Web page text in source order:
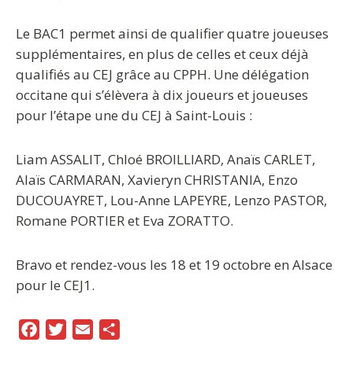
Le BAC1 permet ainsi de qualifier quatre joueuses
supplémentaires, en plus de celles et ceux déjà
qualifiés au CEJ grâce au CPPH. Une délégation
occitane qui s’élèvera à dix joueurs et joueuses
pour l’étape une du CEJ à Saint-Louis :
Liam ASSALIT, Chloé BROILLIARD, Anaïs CARLET,
Alaïs CARMARAN, Xavieryn CHRISTANIA, Enzo
DUCOUAYRET, Lou-Anne LAPEYRE, Lenzo PASTOR,
Romane PORTIER et Eva ZORATTO.
Bravo et rendez-vous les 18 et 19 octobre en Alsace
pour le CEJ1.